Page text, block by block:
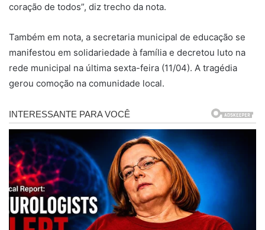
coração de todos”, diz trecho da nota.
Também em nota, a secretaria municipal de educação se
manifestou em solidariedade à família e decretou luto na
rede municipal na última sexta-feira (11/04). A tragédia
gerou comoção na comunidade local.